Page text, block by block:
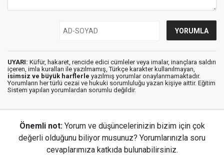
UYARI: Küfür, hakaret, rencide edici cümleler veya imalar, inançlara saldırı
içeren, imla kuralları ile yazılmamış, Türkçe karakter kullanılmayan,
isimsiz ve büyük harflerle yazılmış yorumlar onaylanmamaktadır.
Yorumların her türlü cezai ve hukuki sorumluluğu yazan kişiye aittir. Eğitim
Sistem yapılan yorumlardan sorumlu değildir.
Önemli not: Yorum ve düşüncelerinizin bizim için çok
değerli olduğunu biliyor musunuz? Yorumlarınızla soru
cevaplarımıza katkıda bulunabilirsiniz.